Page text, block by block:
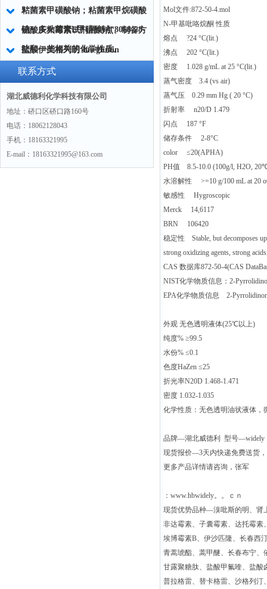
5“
粘菌素甲磺酸钠；粘菌素甲烷磺酸
钠；多粘菌素E甲磺酸钠“8068-28-
8“
硫酸庆大霉素试剂的特点、制备方
法和一些相关的化学性质。
盐酸伊美格列明 Imeglimin
(hydrochloride)“775351-61-6“
联系方式
湖北威德利化学科技有限公司
地址：硚口区硚口路160号
电话：18062128043
手机：18163321995
E-mail：18163321995@163.com
Mol文件:872-50-4.mol
N-甲基吡咯烷酮 性质
熔点 ?24 °C(lit.)
沸点 202 °C(lit.)
密度 1.028 g/mL at 25 °C(lit.)
蒸气密度 3.4 (vs air)
蒸气压 0.29 mm Hg ( 20 °C)
折射率 n20/D 1.479
闪点 187 °F
储存条件 2-8°C
color ≤20(APHA)
PH值 8.5-10.0 (100g/l, H2O,
水溶解性 >=10 g/100 mL at 20
敏感性 Hygroscopic
Merck 14,6117
BRN 106420
稳定性 Stable, but decomposes
strong oxidizing agents, strong
CAS 数据库872-50-4(CAS
NIST化学物质信息：2-
EPA化学物质信息 2-
外观 无色透明液体(25℃以上)
纯度% ≥99.5
水份% ≤0.1
色度HaZen ≤25
折光率N20D 1.468-1.471
密度 1.032-1.035
化学性质：无色透明油状液体，
品牌—湖北威德利 型号—widely
现货报价—3天内快递免费送货
更多产品详情请咨询，张军
：www.hbwidely。。ｃｎ
现货优势品种—溴吡斯的明、肾
非达霉素、子囊霉素、达托霉素
埃博霉素B、伊沙匹隆、长春西
青蒿琥酯、蒿甲醚、长春布宁
甘露聚糖肽、盐酸甲氟喹、盐酸
普拉格雷、替卡格雷、沙格列汀